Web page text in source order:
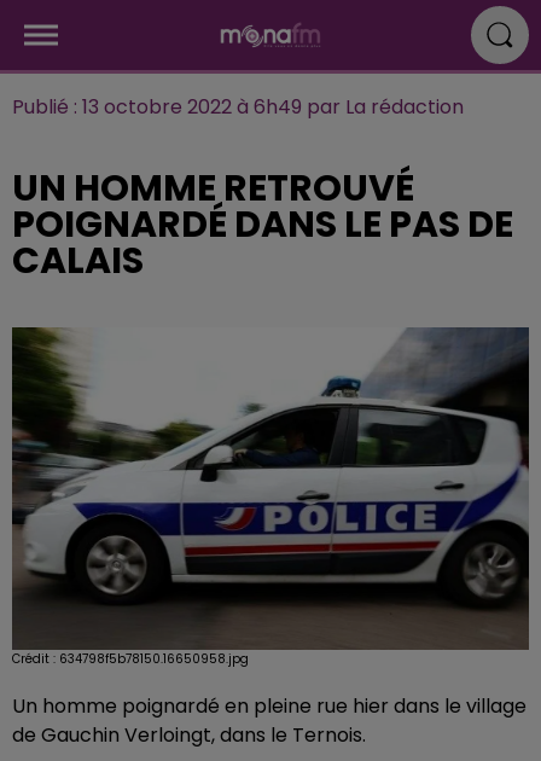
Publié : 13 octobre 2022 à 6h49 par La rédaction
UN HOMME RETROUVÉ
POIGNARDÉ DANS LE PAS DE
CALAIS
Crédit : 634798f5b78150.16650958.jpg
Un homme poignardé en pleine rue hier dans le village
de Gauchin Verloingt, dans le Ternois.